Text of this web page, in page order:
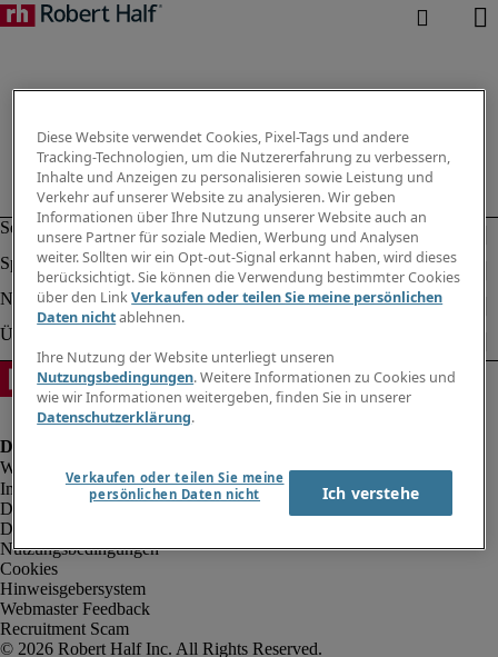
Impressum
Datenschutz
Datenschutz Arbeitnehmer/Zeitarbeitskräfte
Nutzungsbedingungen
Cookies
Hinweisgebersystem
Webmaster Feedback
Recruitment Scam
Diese Website verwendet Cookies, Pixel-Tags und andere
Tracking-Technologien, um die Nutzererfahrung zu verbessern,
Inhalte und Anzeigen zu personalisieren sowie Leistung und
Verkehr auf unserer Website zu analysieren. Wir geben
Informationen über Ihre Nutzung unserer Website auch an
unsere Partner für soziale Medien, Werbung und Analysen
weiter. Sollten wir ein Opt-out-Signal erkannt haben, wird dieses
berücksichtigt. Sie können die Verwendung bestimmter Cookies
über den LinkVerkaufen oder teilen Sie meine persönlichen
Daten nichtablehnen.
Ihre Nutzung der Website unterliegt unseren
Nutzungsbedingungen. Weitere Informationen zu Cookies und
wie wir Informationen weitergeben, finden Sie in unserer
Datenschutzerklärung.
Verkaufen oder teilen Sie meine
persönlichen Daten nicht
Ich verstehe